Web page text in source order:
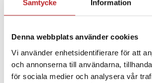
Samtycke Information
Denna webbplats använder cookies
Vi använder enhetsidentifierare för att
och annonserna till användarna,
för sociala medier och analysera vår
Fångstarmen fixerar och håller
på plats vid lastning med kran.
Monteras enkelt på kranens bom